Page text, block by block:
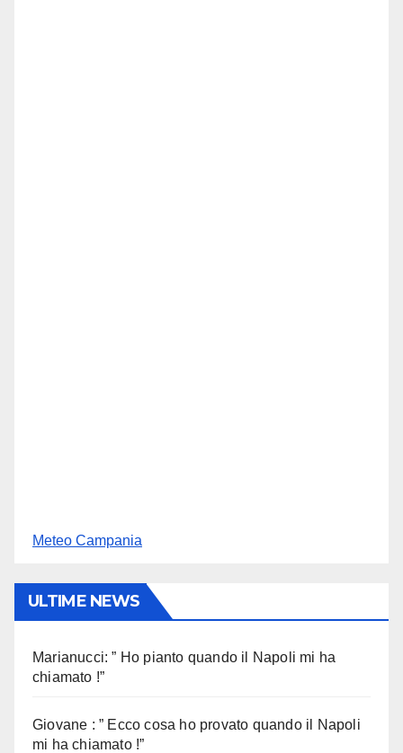
Meteo Campania
ULTIME NEWS
Marianucci: ” Ho pianto quando il Napoli mi ha
chiamato !”
Giovane : ” Ecco cosa ho provato quando il Napoli
mi ha chiamato !”